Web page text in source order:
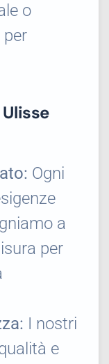
o
Ogni
a
per
I nostri
e